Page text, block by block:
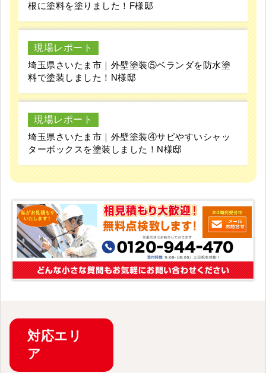
根に塗料を塗りました！F様邸
現場レポート
埼玉県さいたま市｜外壁塗装⑤ベランダを防水塗
料で塗装しました！N様邸
現場レポート
埼玉県さいたま市｜外壁塗装④サビやすいシャッ
ターボックスを塗装しました！N様邸
対応エリ
ア